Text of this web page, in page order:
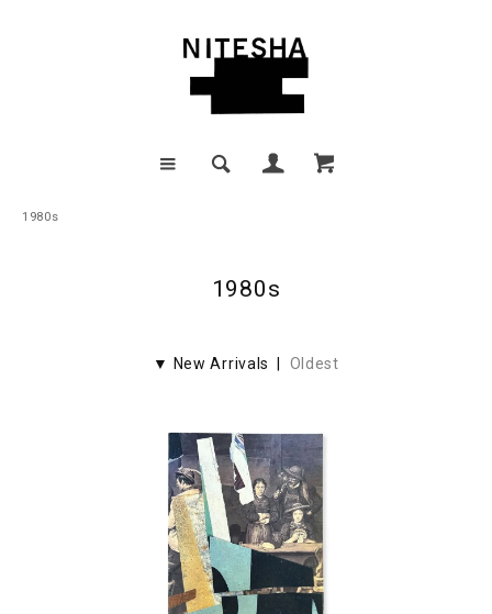
1980s
1980s
▼ New Arrivals | Oldest